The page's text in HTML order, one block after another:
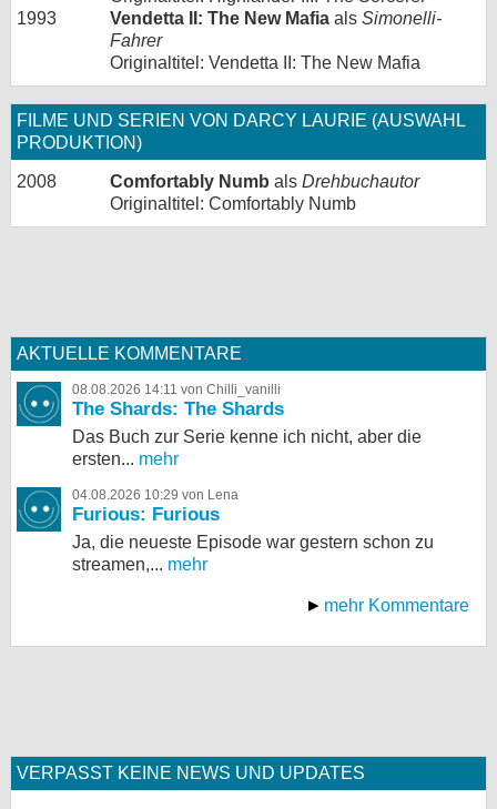
1993
Vendetta II: The New Mafia als Simonelli-
Fahrer
Originaltitel: Vendetta II: The New Mafia
FILME UND SERIEN VON DARCY LAURIE (AUSWAHL
PRODUKTION)
2008 Comfortably Numb als Drehbuchautor
Originaltitel: Comfortably Numb
AKTUELLE KOMMENTARE
08.08.2026 14:11 von Chilli_vanilli
The Shards: The Shards
Das Buch zur Serie kenne ich nicht, aber die
ersten... mehr
04.08.2026 10:29 von Lena
Furious: Furious
Ja, die neueste Episode war gestern schon zu
streamen,... mehr
mehr Kommentare
VERPASST KEINE NEWS UND UPDATES